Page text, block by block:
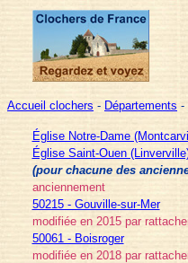
Accueil clochers - Départements -
Église Notre-Dame
Église Saint-Ouen
(pour chacune des
anciennement
50215 - Gouville-sur-Mer
modifiée en 2015 par
50061 - Boisroger
modifiée en 2018 par